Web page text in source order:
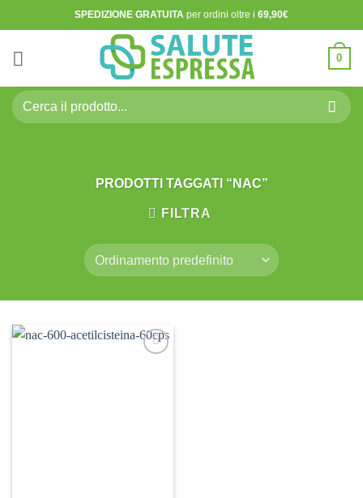
ai
contenuti
SPEDIZIONE GRATUITA per ordini oltre i 69,90€
0
Cerca:
PRODOTTI TAGGATI “NAC”
FILTRA